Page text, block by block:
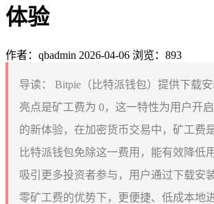
体验
作者：qbadmin 2026-04-06 浏览：893
导读：
Bitpie（比特派钱包）提供下载
亮点是矿工费为 0，这一特性为用户开
的新体验，在加密货币交易中，矿工费
比特派钱包免除这一费用，能有效降低
吸引更多投资者参与，用户通过下载安
零矿工费的优势下，更便捷、低成本地